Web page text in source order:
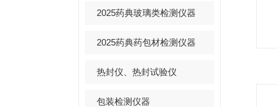
2025药典玻璃类检测仪器
2025药典药包材检测仪器
热封仪、热封试验仪
包装检测仪器